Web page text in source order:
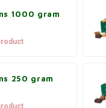
1000 gram
250 gram